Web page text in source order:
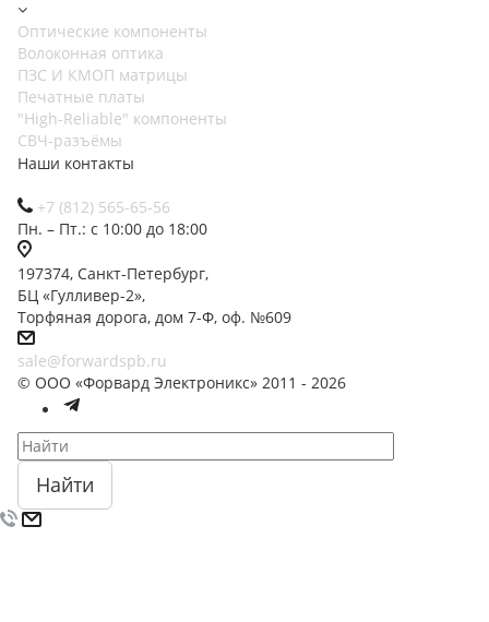
Оптические компоненты
Волоконная оптика
ПЗС И КМОП матрицы
Печатные платы
"High-Reliable" компоненты
СВЧ-разъёмы
Наши контакты
+7 (812) 565-65-56
Пн. – Пт.: с 10:00 до 18:00
197374, Санкт-Петербург,
БЦ «Гулливер-2»,
Торфяная дорога, дом 7-Ф, оф. №609
sale@forwardspb.ru
© ООО «Форвард Электроникс» 2011 - 2026
Найти